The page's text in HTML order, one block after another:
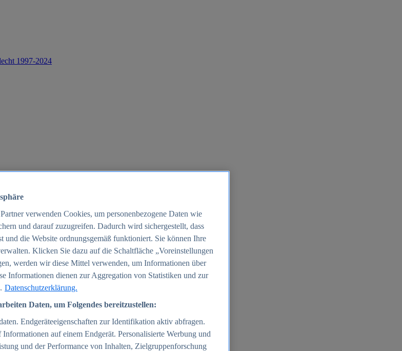
1997-2024
Partner verwenden Cookies, um personenbezogene Daten wie
und darauf zuzugreifen. Dadurch wird sichergestellt, dass
und die Website ordnungsgemäß funktioniert. Sie können Ihre
Klicken Sie dazu auf die Schaltfläche „Voreinstellungen
werden wir diese Mittel verwenden, um Informationen über
Informationen dienen zur Aggregation von Statistiken und zur
Datenschutzerklärung.
Daten, um Folgendes bereitzustellen:
Endgeräteeigenschaften zur Identifikation aktiv abfragen.
auf einem Endgerät. Personalisierte Werbung und
und der Performance von Inhalten, Zielgruppenforschung